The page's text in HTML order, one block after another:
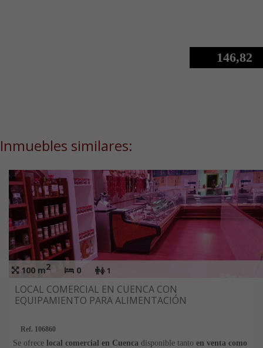
146,82
Inmuebles similares:
100 m2 0 1
LOCAL COMERCIAL EN CUENCA CON
EQUIPAMIENTO PARA ALIMENTACIÓN
Ref. 106860
Se ofrece local comercial en Cuenca disponible tanto en venta como